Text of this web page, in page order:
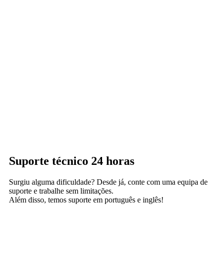
Suporte técnico 24 horas
Surgiu alguma dificuldade? Desde já, conte com uma equipa de
suporte e trabalhe sem limitações.
Além disso, temos suporte em português e inglês!